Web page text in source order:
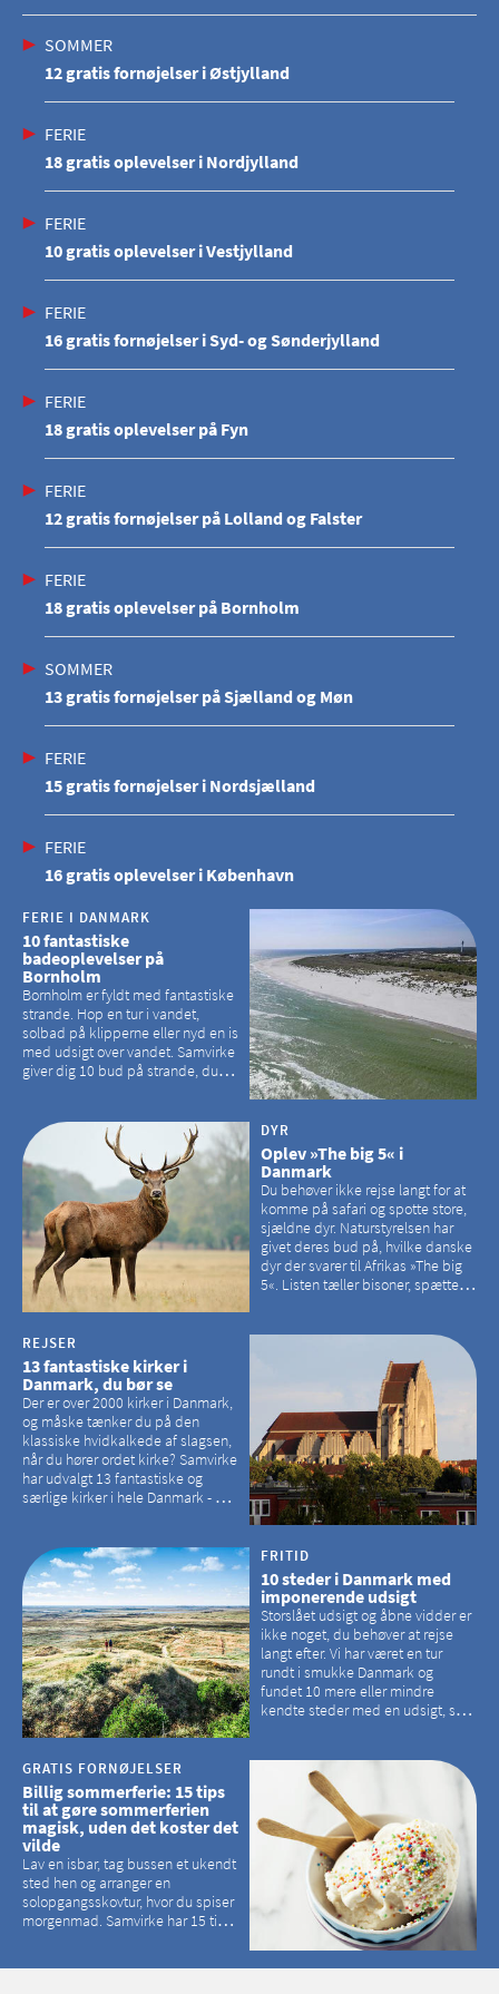
SOMMER
12 gratis fornøjelser i Østjylland
FERIE
18 gratis oplevelser i Nordjylland
FERIE
10 gratis oplevelser i Vestjylland
FERIE
16 gratis fornøjelser i Syd- og Sønderjylland
FERIE
18 gratis oplevelser på Fyn
FERIE
12 gratis fornøjelser på Lolland og Falster
FERIE
18 gratis oplevelser på Bornholm
SOMMER
13 gratis fornøjelser på Sjælland og Møn
FERIE
15 gratis fornøjelser i Nordsjælland
FERIE
16 gratis oplevelser i København
FERIE I DANMARK
10 fantastiske
badeoplevelser på
Bornholm
Bornholm er fyldt med fantastiske
strande. Hop en tur i vandet,
solbad på klipperne eller nyd en is
med udsigt over vandet. Samvirke
giver dig 10 bud på strande, du
DYR
Oplev »The big 5« i
Danmark
Du behøver ikke rejse langt for at
komme på safari og spotte store,
sjældne dyr. Naturstyrelsen har
givet deres bud på, hvilke danske
dyr der svarer til Afrikas »The big
5«. Listen tæller bisoner, spættede
REJSER
13 fantastiske kirker i
Danmark, du bør se
Der er over 2000 kirker i Danmark,
og måske tænker du på den
klassiske hvidkalkede af slagsen,
når du hører ordet kirke? Samvirke
har udvalgt 13 fantastiske og
særlige kirker i hele Danmark - og
hvilke kirker, der er en omvej værd
FRITID
10 steder i Danmark med
imponerende udsigt
Storslået udsigt og åbne vidder er
ikke noget, du behøver at rejse
langt efter. Vi har været en tur
rundt i smukke Danmark og
fundet 10 mere eller mindre
kendte steder med en udsigt, som
GRATIS FORNØJELSER
Billig sommerferie: 15 tips
til at gøre sommerferien
magisk, uden det koster det
vilde
Lav en isbar, tag bussen et ukendt
sted hen og arranger en
solopgangsskovtur, hvor du spiser
morgenmad. Samvirke har 15 tips